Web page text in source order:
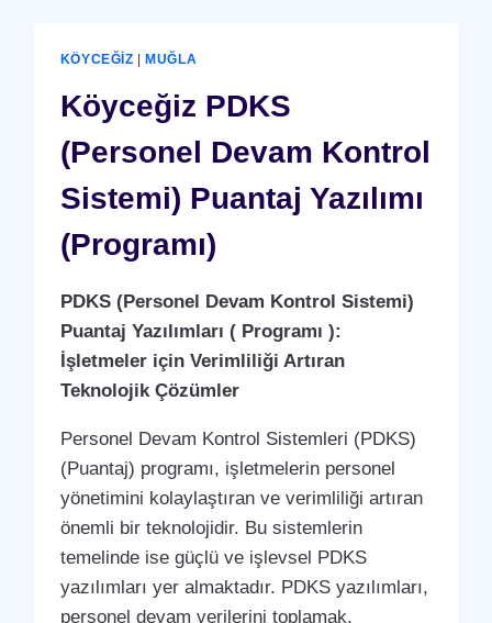
KÖYCEĞIZ MUĞLA
Köyceğiz PDKS
(Personel Devam Kontrol
Sistemi) Puantaj Yazılımı
(Programı)
PDKS (Personel Devam Kontrol Sistemi)
Puantaj Yazılımları ( Programı ):
İşletmeler için Verimliliği Artıran
Teknolojik Çözümler
Personel Devam Kontrol Sistemleri (PDKS)
(Puantaj) programı, işletmelerin personel
yönetimini kolaylaştıran ve verimliliği artıran
önemli bir teknolojidir. Bu sistemlerin
temelinde ise güçlü ve işlevsel PDKS
yazılımları yer almaktadır. PDKS yazılımları,
personel devam verilerini toplamak,